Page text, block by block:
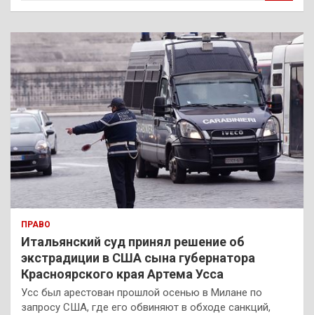
к
ПРАВО
Итальянский суд принял решение об
экстрадиции в США сына губернатора
Красноярского края Артема Усса
Усс был арестован прошлой осенью в Милане по
запросу США, где его обвиняют в обходе санкций,